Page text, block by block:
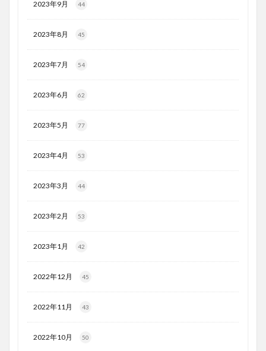
2023年9月 44
2023年8月 45
2023年7月 54
2023年6月 62
2023年5月 77
2023年4月 53
2023年3月 44
2023年2月 53
2023年1月 42
2022年12月 45
2022年11月 43
2022年10月 50